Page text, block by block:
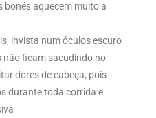
bonés aquecem muito a
invista num óculos escuro
não ficam sacudindo no
dores de cabeça, pois
durante toda corrida e